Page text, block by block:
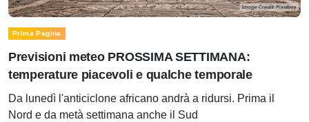
Prima Pagina
Previsioni meteo PROSSIMA SETTIMANA:
temperature piacevoli e qualche temporale
Da lunedì l'anticiclone africano andrà a ridursi. Prima il
Nord e da metà settimana anche il Sud